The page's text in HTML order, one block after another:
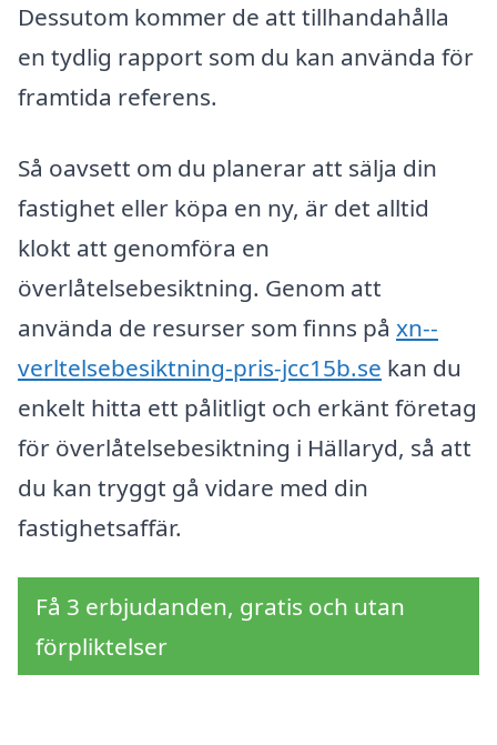
Dessutom kommer de att tillhandahålla
en tydlig rapport som du kan använda för
framtida referens.
Så oavsett om du planerar att sälja din
fastighet eller köpa en ny, är det alltid
klokt att genomföra en
överlåtelsebesiktning. Genom att
använda de resurser som finns på xn--
verltelsebesiktning-pris-jcc15b.se kan du
enkelt hitta ett pålitligt och erkänt företag
för överlåtelsebesiktning i Hällaryd, så att
du kan tryggt gå vidare med din
fastighetsaffär.
Få 3 erbjudanden, gratis och utan
förpliktelser